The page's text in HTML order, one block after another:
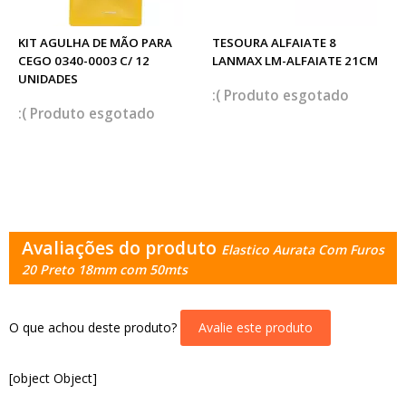
KIT AGULHA DE MÃO PARA
CEGO 0340-0003 C/ 12
UNIDADES
esgotado
TESOURA ALFAIATE 8
LANMAX LM-ALFAIATE 21CM
esgotado
Avaliações do produto Elastico Aurata Com Furos
20 Preto 18mm com 50mts
O que achou deste produto? Avalie este produto
[object Object]